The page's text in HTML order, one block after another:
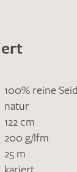
100% reine
natur
122 cm
200 g/lfm
25 m
kariert